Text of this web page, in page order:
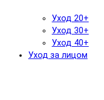
Уход 20+
Уход 30+
Уход 40+
Уход за лицом